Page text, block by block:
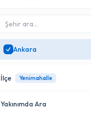
Ankara
İlçe Yenimahalle
Yakınımda Ara